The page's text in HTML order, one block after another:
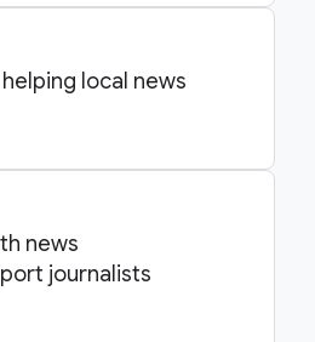
local news
news
journalists